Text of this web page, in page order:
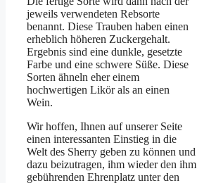
jeweils verwendeten Rebsorte
benannt. Diese Trauben haben einen
erheblich höheren Zuckergehalt.
Ergebnis sind eine dunkle, gesetzte
Farbe und eine schwere Süße. Diese
Sorten ähneln eher einem
hochwertigen Likör als an einen
Wein.
Wir hoffen, Ihnen auf unserer Seite
einen interessanten Einstieg in die
Welt des Sherry geben zu können und
dazu beizutragen, ihm wieder den ihm
gebührenden Ehrenplatz unter den